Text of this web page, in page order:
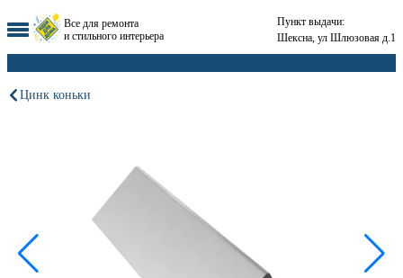
Все для ремонта
и стильного интерьера
Пункт выдачи:
Шексна, ул Шлюзовая д.1
Цинк коньки